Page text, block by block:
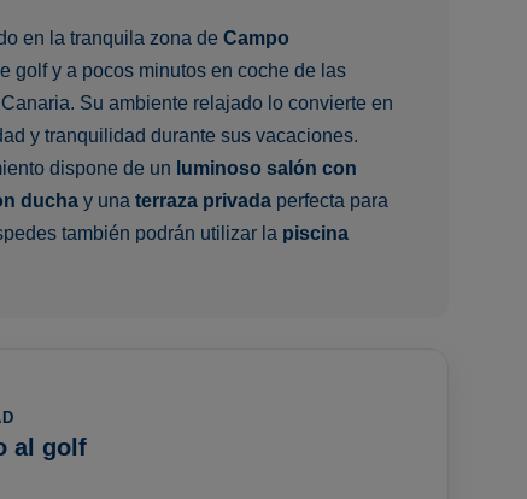
en la tranquila zona de Campo
golf y a pocos minutos en coche de las
Su ambiente relajado lo convierte en
y tranquilidad durante sus vacaciones.
dispone de un luminoso salón con
duchay una terraza privadaperfecta para
también podrán utilizar la piscina
al golf